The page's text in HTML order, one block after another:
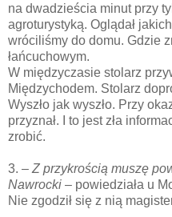
na dwadzieścia minut przy
agroturystyką. Oglądał
wróciliśmy do domu. Gdzie
łańcuchowym.
W międzyczasie stolarz
Międzychodem. Stolarz
Wyszło jak wyszło. Przy
przyznał. I to jest zła
zrobić.
3. – Z przykrością muszę
Nawrocki – powiedziała u
Nie zgodził się z nią